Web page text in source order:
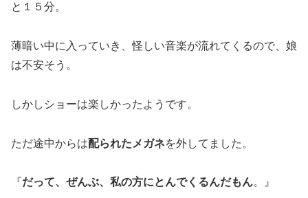
と１５分。
薄暗い中に入っていき、怪しい音楽が流れてくるので、娘
は不安そう。
しかしショーは楽しかったようです。
ただ途中からは配られた メガネを外してました。
『だって、ぜんぶ、私の方にとんでくるんだもん。』